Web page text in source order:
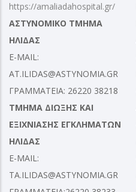
https://amaliadahospital.gr/
ΑΣΤΥΝΟΜΙΚΟ ΤΜΗΜΑ
ΗΛΙΔΑΣ
E-MAIL:
AT.ILIDAS@ASTYNOMIA.GR
ΓΡΑΜΜΑΤΕΙΑ: 26220 38218
ΤΜΗΜΑ ΔΙΩΞΗΣ ΚΑΙ
ΕΞΙΧΝΙΑΣΗΣ ΕΓΚΛΗΜΑΤΩΝ
ΗΛΙΔΑΣ
E-MAIL:
TA.ILIDAS@ASTYNOMIA.GR